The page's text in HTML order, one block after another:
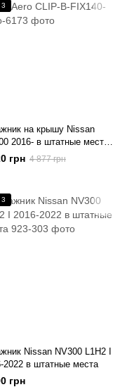
3
на крышу Nissan
2016- в штатные места
грн 4 877 грн
3
Nissan NV300 L1H2 I
2022 в штатные места
грн